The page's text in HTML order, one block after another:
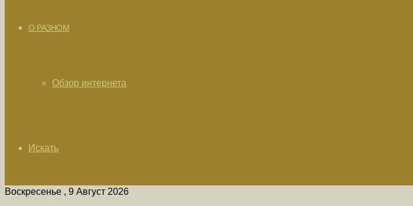
О РАЗНОМ
Обзор интернета
Искать
Воскресенье , 9 Август 2026